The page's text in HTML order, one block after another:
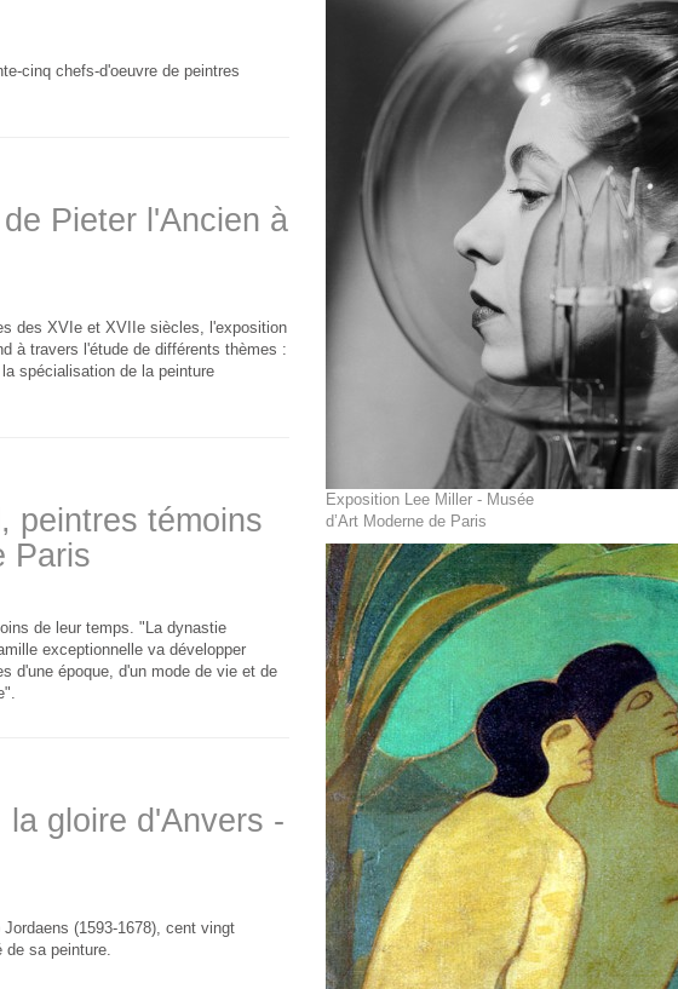
cinq chefs-d'oeuvre de peintres
Pieter l'Ancien à
des XVIe et XVIIe siècles, l'exposition
à travers l'étude de différents thèmes :
spécialisation de la peinture
peintres témoins
Paris
de leur temps. "La dynastie
exceptionnelle va développer
d'une époque, d'un mode de vie et de
gloire d'Anvers -
(1593-1678), cent vingt
de sa peinture.
Exposition Lee Miller - Musée
d’Art Moderne de Paris